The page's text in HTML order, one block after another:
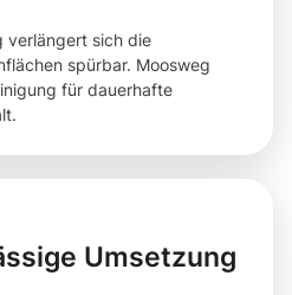
verlängert sich die
spürbar. Moosweg
für dauerhafte
Umsetzung